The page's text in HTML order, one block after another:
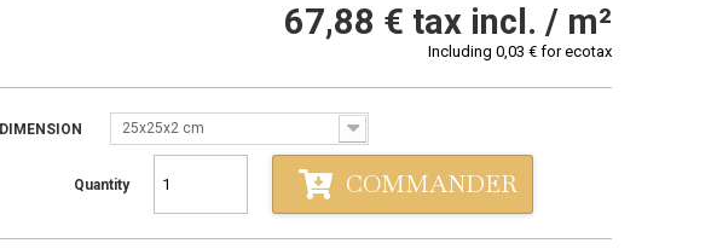
67,88 € tax incl. / m²
Including 0,03 € for ecotax
DIMENSION 25x25x2 cm
Quantity COMMANDER